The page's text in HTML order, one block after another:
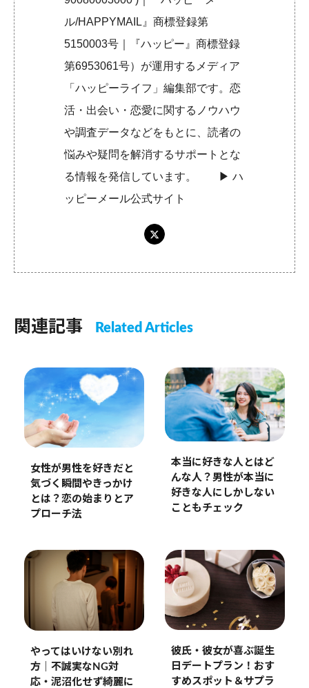
ル/HAPPYMAIL』商標登録第
5150003号｜『ハッピー』商標登録
第6953061号）が運用するメディア
「ハッピーライフ」編集部です。恋
活・出会い・恋愛に関するノウハウ
や調査データなどをもとに、読者の
悩みや疑問を解消するサポートとな
る情報を発信しています。 ▶︎ハ
ッピーメール公式サイト
関連記事 Related Articles
女性が男性を好きだと
気づく瞬間やきっかけ
とは？恋の始まりとア
プローチ法
本当に好きな人とはど
んな人？男性が本当に
好きな人にしかしない
こともチェック
やってはいけない別れ
方｜不誠実なNG対
応・泥沼化せず綺麗に
彼氏・彼女が喜ぶ誕生
日デートプラン！おす
すめスポット＆サプラ